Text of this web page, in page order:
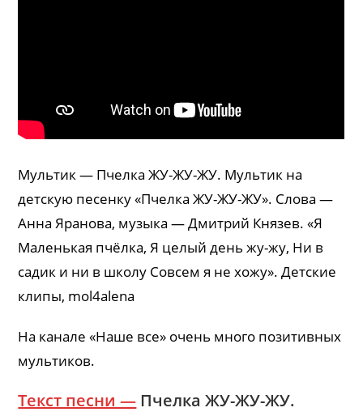
Мультик — Пчелка ЖУ-ЖУ-ЖУ. Мультик на
детскую песенку «Пчелка ЖУ-ЖУ-ЖУ». Слова —
Анна Яранова, музыка — Дмитрий Князев. «Я
Маленькая пчёлка, Я целый день жу-жу, Ни в
садик и ни в школу Совсем я не хожу». Детские
клипы, mol4alena
На канале «Наше все» очень много позитивных
мультиков.
Текст песни — Пчелка ЖУ-ЖУ-ЖУ.